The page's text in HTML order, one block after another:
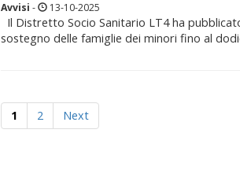
Avvisi - 13-10-2025
Il Distretto Socio Sanitario LT4 ha
sostegno delle famiglie dei minori fino al
1 2 Next